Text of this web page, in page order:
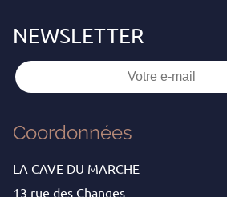
Coordonnées
LA CAVE DU MARCHE
13 rue des Changes